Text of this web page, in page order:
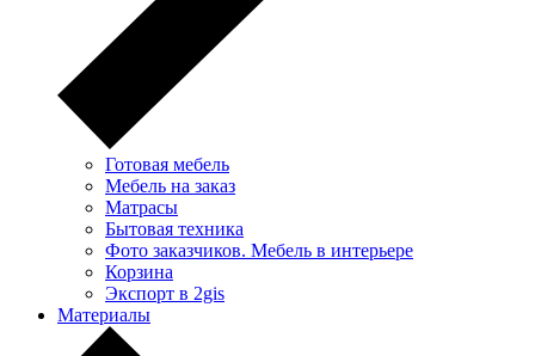
Готовая мебель
Мебель на заказ
Матрасы
Бытовая техника
Фото заказчиков. Мебель в интерьере
Корзина
Экспорт в 2gis
Материалы